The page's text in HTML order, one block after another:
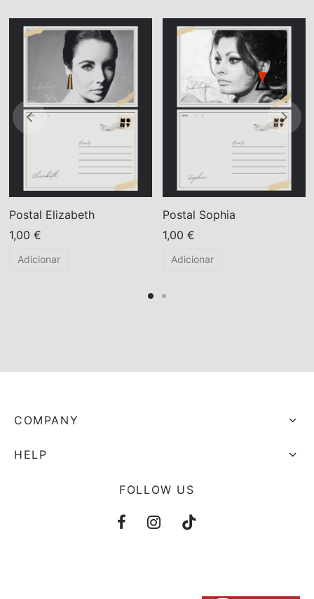
Postal Elizabeth
1,00 €
Adicionar
Postal Sophia
1,00 €
Adicionar
COMPANY
HELP
FOLLOW US